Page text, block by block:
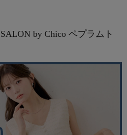
by Chico ペプラムト